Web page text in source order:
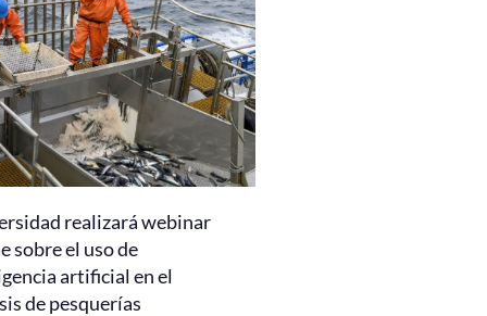
realizará webinar
sobre el uso de
artificial en el
de pesquerías